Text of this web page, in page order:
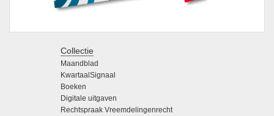
Collectie
Maandblad
KwartaalSignaal
Boeken
Digitale uitgaven
Rechtspraak Vreemdelingenrecht